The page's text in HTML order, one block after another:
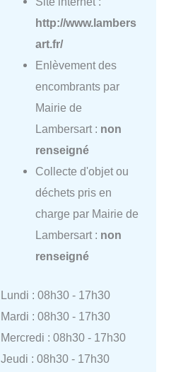
http://www.lambers
art.fr/
Enlèvement des
encombrants par
Mairie de
Lambersart : non
renseigné
Collecte d'objet ou
déchets pris en
charge par Mairie de
Lambersart : non
renseigné
Lundi : 08h30 - 17h30
Mardi : 08h30 - 17h30
Mercredi : 08h30 - 17h30
Jeudi : 08h30 - 17h30